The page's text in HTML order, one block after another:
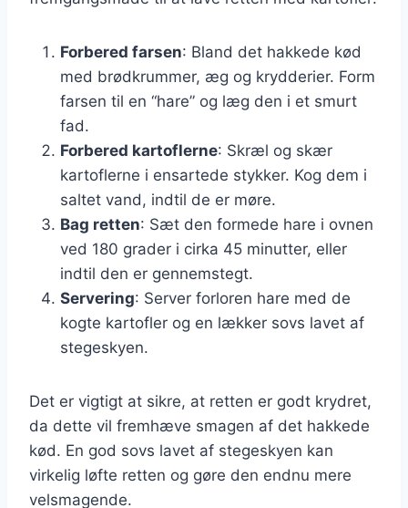
Forbered farsen: Bland det hakkede kød
med brødkrummer, æg og krydderier. Form
farsen til en “hare” og læg den i et smurt
fad.
Forbered kartoflerne: Skræl og skær
kartoflerne i ensartede stykker. Kog dem i
saltet vand, indtil de er møre.
Bag retten: Sæt den formede hare i ovnen
ved 180 grader i cirka 45 minutter, eller
indtil den er gennemstegt.
Servering: Server forloren hare med de
kogte kartofler og en lækker sovs lavet af
stegeskyen.
Det er vigtigt at sikre, at retten er godt krydret,
da dette vil fremhæve smagen af det hakkede
kød. En god sovs lavet af stegeskyen kan
virkelig løfte retten og gøre den endnu mere
velsmagende.